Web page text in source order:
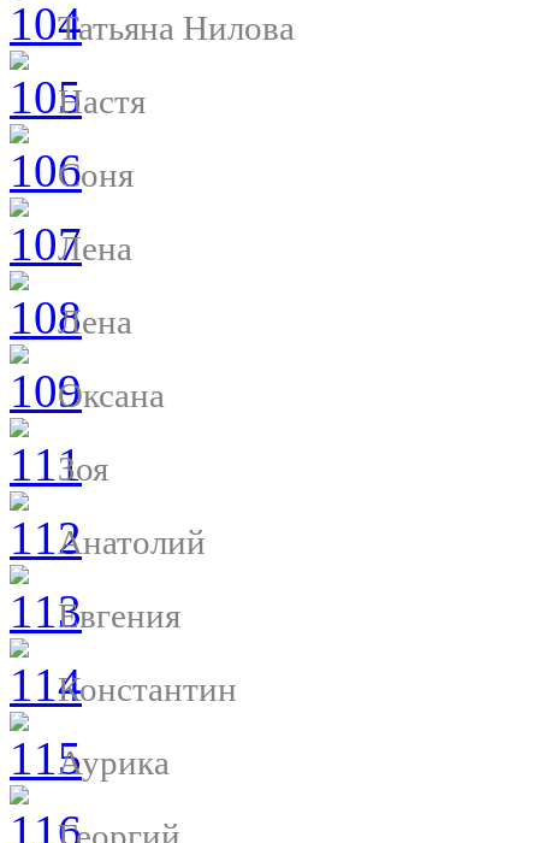
Татьяна Нилова
Настя
Соня
Лена
Лена
Оксана
Зоя
Анатолий
Евгения
Константин
Аурика